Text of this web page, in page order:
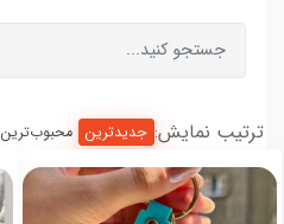
ترتیب نمایش: جدیدترین محبوب‌ترین